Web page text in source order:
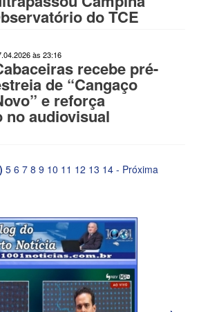
do TCE
às 23:16
recebe pré-
de “Cangaço
e reforça
audiovisual
5 6 7 8 9 10 11 12 13 14 - Próxima